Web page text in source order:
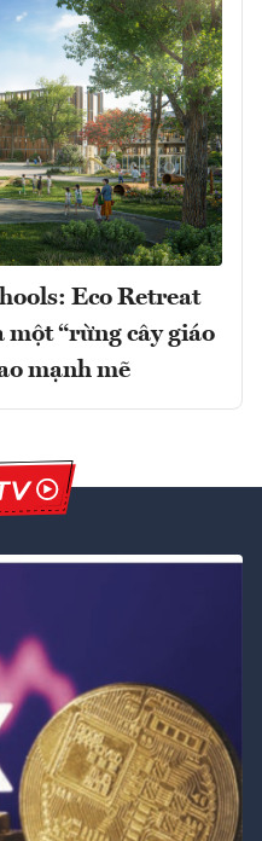
Eco Retreat
một “rừng cây giáo
mạnh mẽ